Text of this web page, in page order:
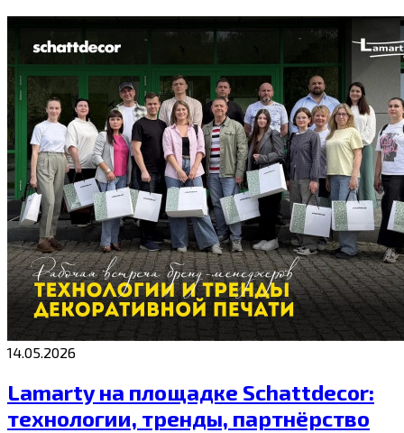
14.05.2026
Lamarty на площадке Schattdecor:
технологии, тренды, партнёрство